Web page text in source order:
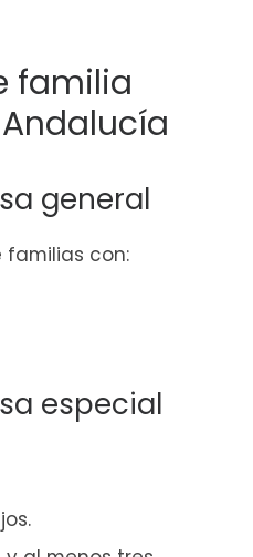
familia
general
familias con:
especial